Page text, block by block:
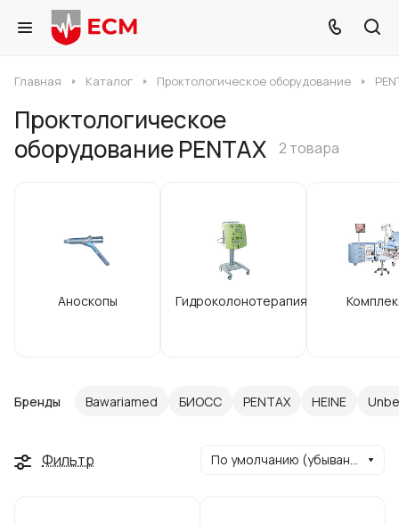
Главная Каталог Проктологическое оборудование
Проктологическое
оборудование PENTAX
2 товара
Аноскопы Гидроколонотерапия
Бренды Bawariamed БИОСС PENTAX HEINE
Фильтр По умолчанию (убывание)